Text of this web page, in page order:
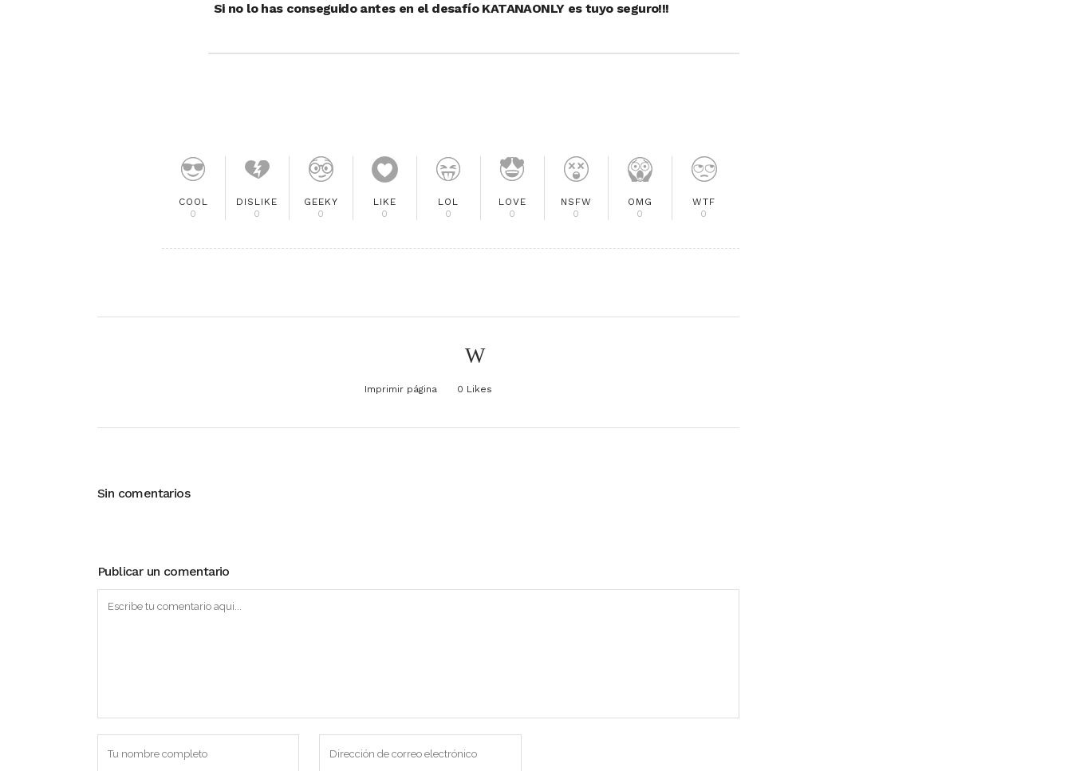
Si no lo has conseguido antes en el desafío KATANAONLY es tuyo seguro!!!
COOL
0
DISLIKE
0
GEEKY
0
LIKE
0
LOL
0
LOVE
0
NSFW
0
OMG
0
WTF
0
Imprimir página 0 Likes
Sin comentarios
Publicar un comentario